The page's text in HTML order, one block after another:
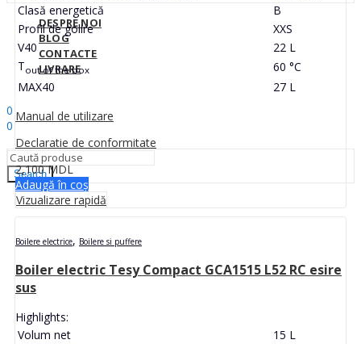
DESPRE NOI
BLOG
CONTACTE
LIVRARE
Sign In
0
0
MDL
Search
Clasă energetică
B
Profil de golire
XXS
V40
22 L
Tout of the box
60 °C
MAX40
27 L
Manual de utilizare
Declaratie de conformitate
2,100MDL
Adaugă în coș
Vizualizare rapidă
Boilere electrice, Boilere si puffere
Boiler electric Tesy Compact GCA1515 L52 RC esire
sus
Highlights:
Volum net
15 L